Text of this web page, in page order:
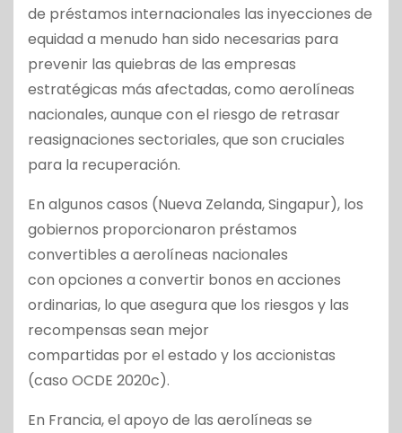
de préstamos internacionales las inyecciones de
equidad a menudo han sido necesarias para
prevenir las quiebras de las empresas
estratégicas más afectadas, como aerolíneas
nacionales, aunque con el riesgo de retrasar
reasignaciones sectoriales, que son cruciales
para la recuperación.
En algunos casos (Nueva Zelanda, Singapur), los
gobiernos proporcionaron préstamos
convertibles a aerolíneas nacionales
con opciones a convertir bonos en acciones
ordinarias, lo que asegura que los riesgos y las
recompensas sean mejor
compartidas por el estado y los accionistas
(caso OCDE 2020c).
En Francia, el apoyo de las aerolíneas se